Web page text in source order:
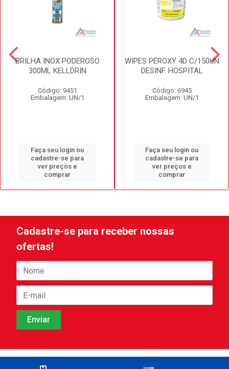
BRILHA INOX PODEROSO
300ML KELLDRIN
Código: 9451
Embalagem: UN/1
Faça seu login ou
cadastre-se para
ver preços e
comprar
WIPES PEROXY 4D C/150UN
DESINF. HOSPITAL
Código: 6945
Embalagem: UN/1
Faça seu login ou
cadastre-se para
ver preços e
comprar
Cadastre-se para receber nossas
ofertas!